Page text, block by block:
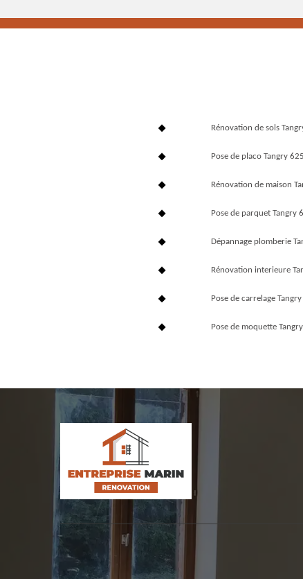
Rénovation de sols
Pose de placo Tangry
Rénovation de maison
Pose de parquet Tangry
Dépannage plomberie
Rénovation interieure
Pose de carrelage
Pose de moquette